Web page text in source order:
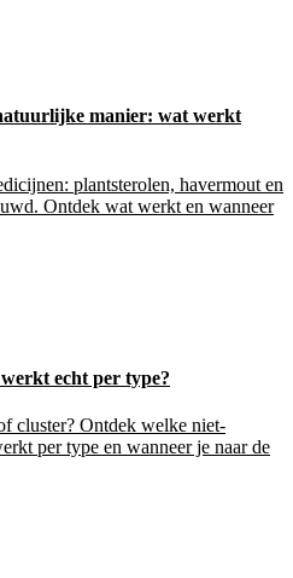
manier: wat werkt
plantsterolen, havermout en
Ontdek wat werkt en wanneer
echt per type?
cluster? Ontdek welke niet-
per type en wanneer je naar de